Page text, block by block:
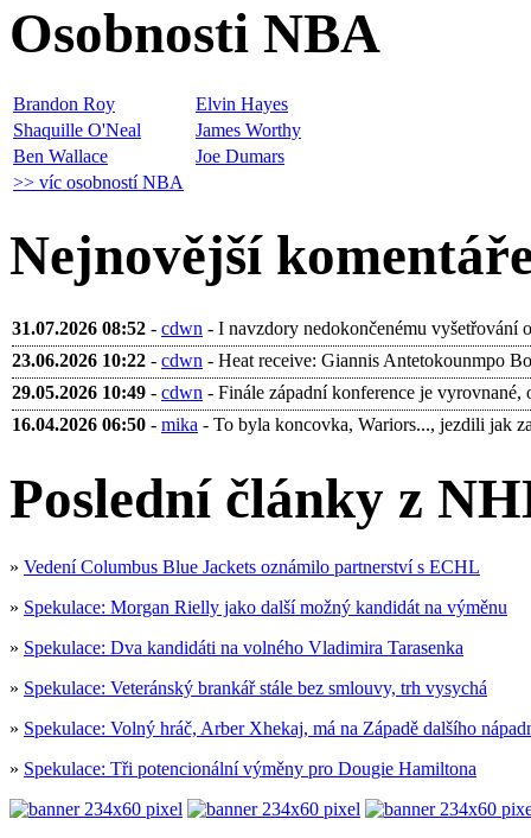
Osobnosti NBA
Brandon Roy
Elvin Hayes
Shaquille O'Neal
James Worthy
Ben Wallace
Joe Dumars
>> víc osobností NBA
Nejnovější
31.07.2026 08:52 - cdwn - I navzdory nedokončenému vyšetřování
23.06.2026 10:22 - cdwn - Heat receive: Giannis Antetokounmpo
29.05.2026 10:49 - cdwn - Finále západní konference je vyrovnané,
16.04.2026 06:50 - mika - To byla koncovka, Wariors..., jezdili jak
Poslední články z
» Vedení Columbus Blue Jackets oznámilo partnerství s ECHL
» Spekulace: Morgan Rielly jako další možný kandidát na výměnu
» Spekulace: Dva kandidáti na volného Vladimira Tarasenka
» Spekulace: Veteránský brankář stále bez smlouvy, trh vysychá
» Spekulace: Volný hráč, Arber Xhekaj, má na Západě dalšího
» Spekulace: Tři potencionální výměny pro Dougie Hamiltona